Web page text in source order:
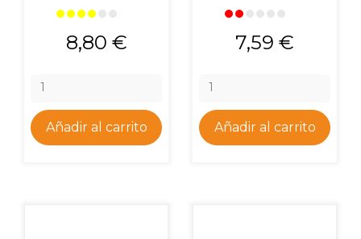
Precio
8,80 €
Añadir al carrito
Precio
7,59 €
Añadir al carrito